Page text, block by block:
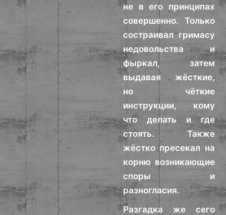
не в его принципах
совершенно. Только
состраивал гримасу
недовольства и
фыркал, затем
выдавая жёсткие,
но чёткие
инструкции, кому
что делать и где
стоять. Также
жёстко пресекал на
корню возникающие
споры и
разногласия.
Разгадка же сего